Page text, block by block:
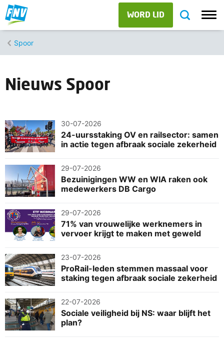
WORD LID
Spoor
Nieuws Spoor
30-07-2026
24-uursstaking OV en railsector: samen
in actie tegen afbraak sociale zekerheid
29-07-2026
Bezuinigingen WW en WIA raken ook
medewerkers DB Cargo
29-07-2026
71% van vrouwelijke werknemers in
vervoer krijgt te maken met geweld
23-07-2026
ProRail-leden stemmen massaal voor
staking tegen afbraak sociale zekerheid
22-07-2026
Sociale veiligheid bij NS: waar blijft het
plan?